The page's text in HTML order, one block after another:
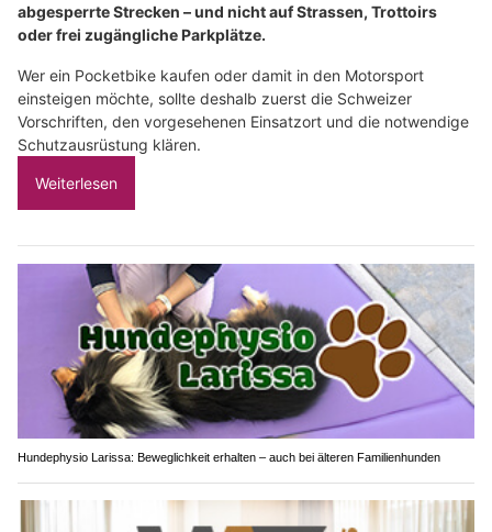
abgesperrte Strecken – und nicht auf Strassen, Trottoirs
oder frei zugängliche Parkplätze.
Wer ein Pocketbike kaufen oder damit in den Motorsport
einsteigen möchte, sollte deshalb zuerst die Schweizer
Vorschriften, den vorgesehenen Einsatzort und die notwendige
Schutzausrüstung klären.
Weiterlesen
Hundephysio Larissa: Beweglichkeit erhalten – auch bei älteren Familienhunden